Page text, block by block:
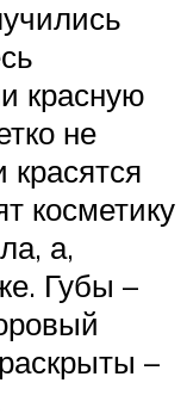
красную
не
косметику
а,
Губы –
–